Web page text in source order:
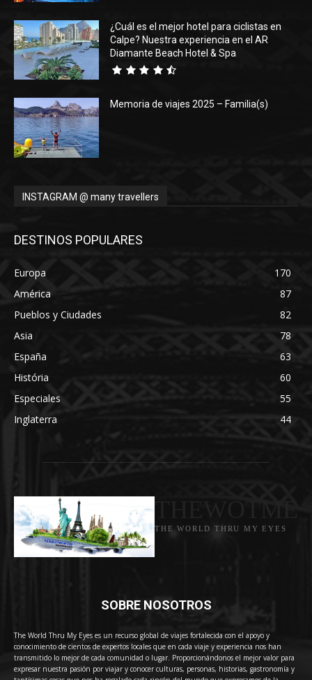
¿Cuál es el mejor hotel para ciclistas en
Calpe? Nuestra experiencia en el AR
Diamante Beach Hotel & Spa
Memoria de viajes 2025 – Familia(s)
INSTAGRAM @ many travellers
DESTINOS POPULARES
Europa
170
América
87
Pueblos y Ciudades
82
Asia
78
España
63
História
60
Especiales
55
Inglaterra
44
THE WORLD THRU MY EYES
SOBRE NOSOTROS
The World Thru My Eyes es un recurso global de viajes fortalecida con el apoyo y
conocimiento de cientos de expertos locales que en cada viaje y experiencia nos han
transmitido lo mejor de cada comunidad o lugar. Proporcionándonos el mejor valor para
expresar nuestra pasión por viajar y conocer culturas, personas, historias, gastronomía y